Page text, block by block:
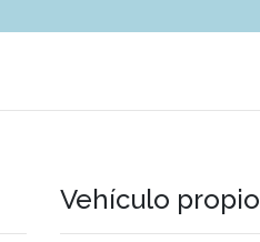
Vehículo propio